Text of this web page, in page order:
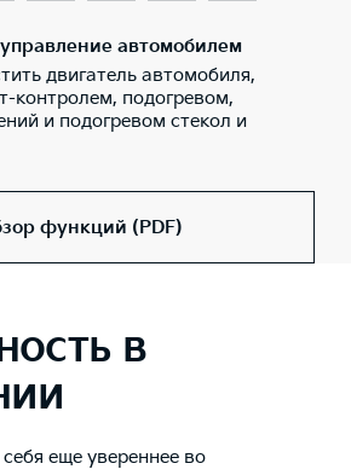
автомобилем
двигатель автомобиля,
контролем, подогревом,
и подогревом стекол и
функций (PDF)
в
еще увереннее во